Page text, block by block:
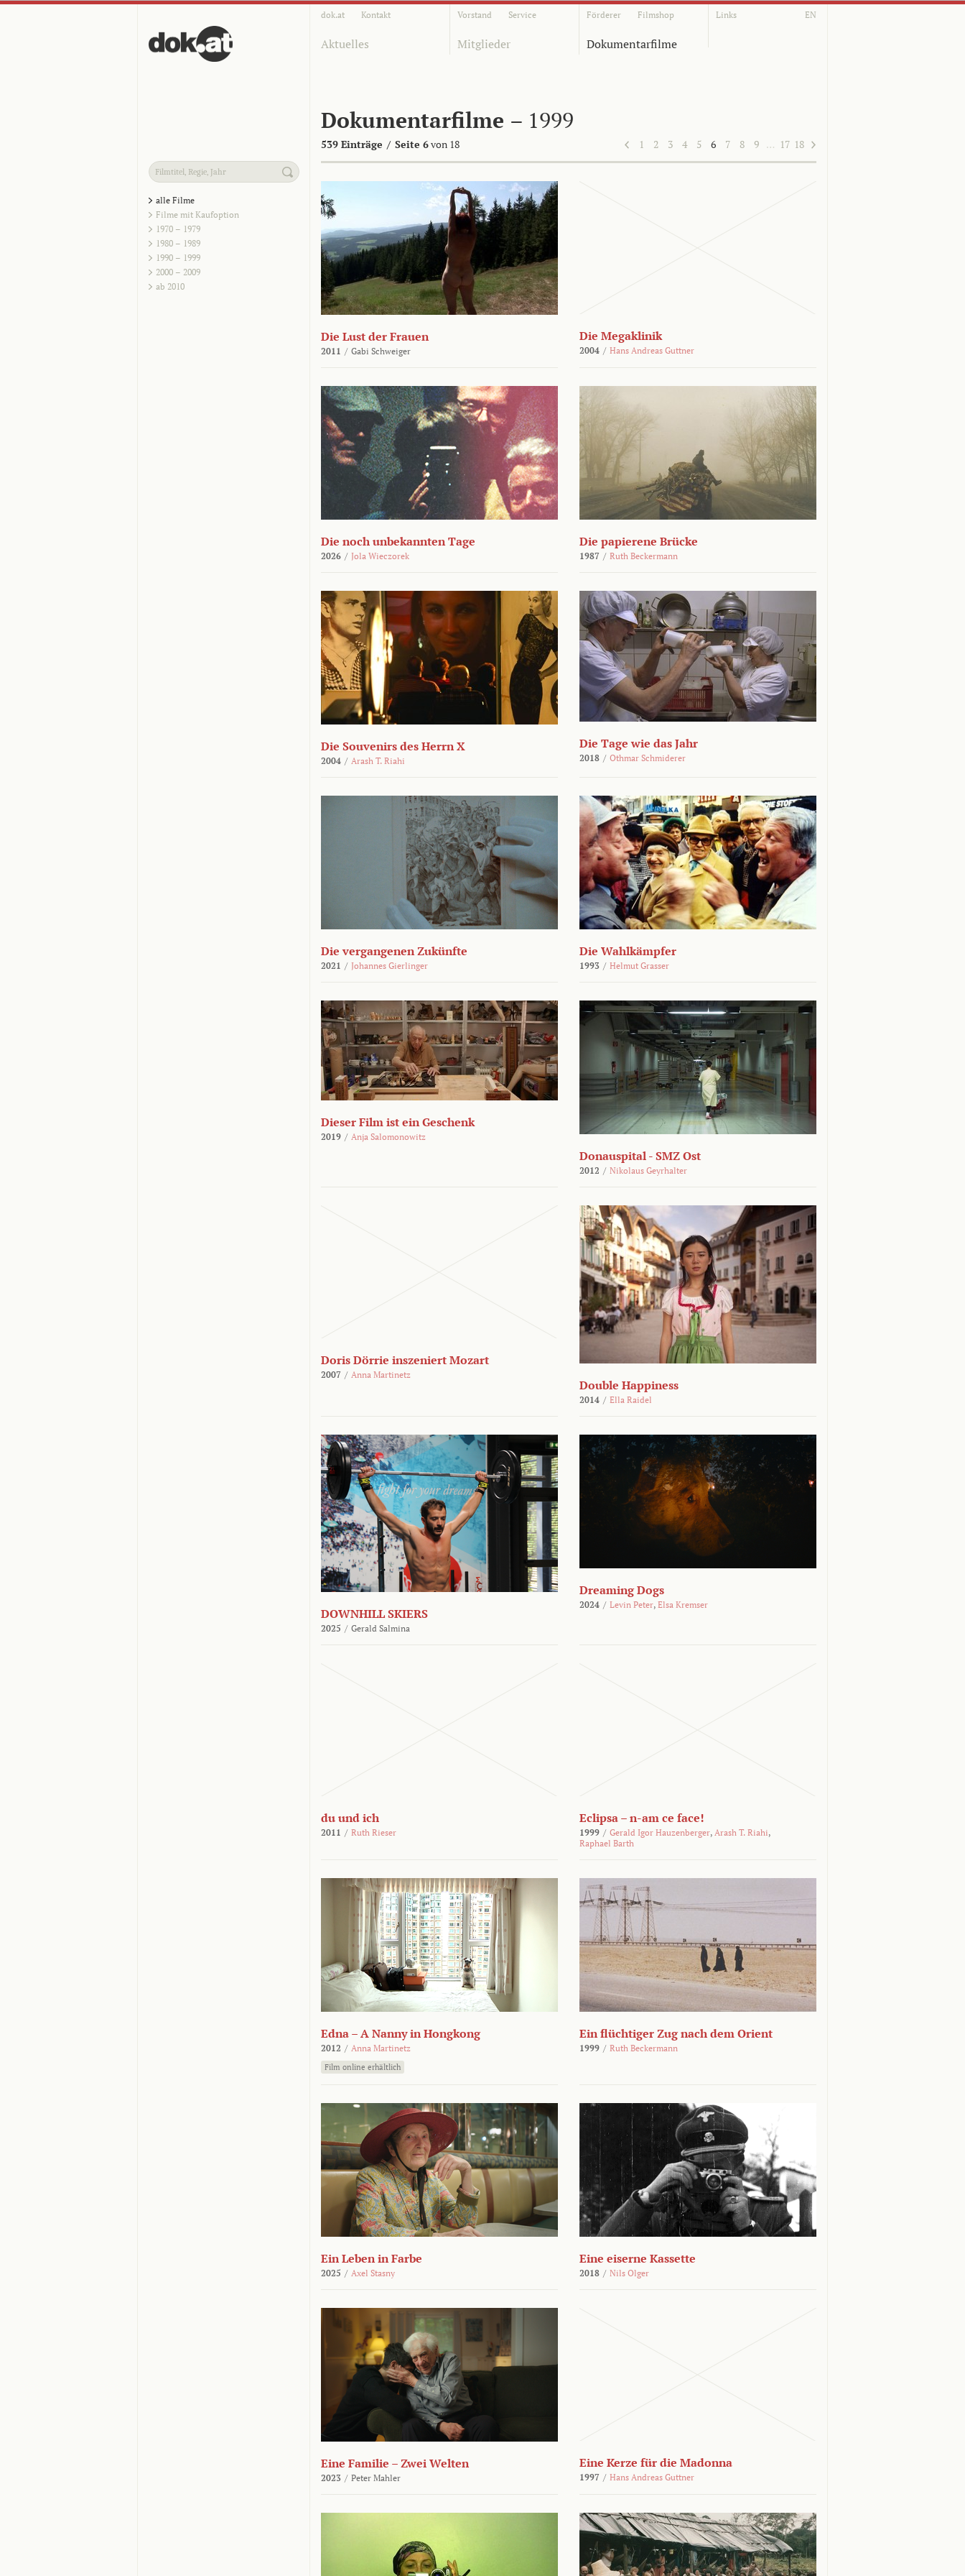
dok.at Kontakt Vorstand Service Förderer Filmshop Links EN
Aktuelles Mitglieder Dokumentarfilme
Dokumentarfilme – 1999
539 Einträge / Seite 6von 18 1 2 3 4 5 6 7 8 9 … 17 18
alle Filme
Filme mit Kaufoption
1970 – 1979
1980 – 1989
1990 – 1999
2000 – 2009
ab 2010
Die Lust der Frauen
2011 / Gabi Schweiger
Die Megaklinik
2004 / Hans Andreas Guttner
Die noch unbekannten Tage
2026 / Jola Wieczorek
Die papierene Brücke
1987 / Ruth Beckermann
Die Souvenirs des Herrn X
2004 / Arash T. Riahi
Die Tage wie das Jahr
2018 / Othmar Schmiderer
Die vergangenen Zukünfte
2021 / Johannes Gierlinger
Die Wahlkämpfer
1993 / Helmut Grasser
Dieser Film ist ein Geschenk
2019 / Anja Salomonowitz
Donauspital - SMZ Ost
2012 / Nikolaus Geyrhalter
Doris Dörrie inszeniert Mozart
2007 / Anna Martinetz
Double Happiness
2014 / Ella Raidel
DOWNHILL SKIERS
2025 / Gerald Salmina
Dreaming Dogs
2024 / Levin Peter, Elsa Kremser
du und ich
2011 / Ruth Rieser
Eclipsa – n-am ce face!
1999 / Gerald Igor Hauzenberger, Arash T. Riahi,
Raphael Barth
Edna – A Nanny in Hongkong
2012 / Anna Martinetz
Film online erhältlich
Ein flüchtiger Zug nach dem Orient
1999 / Ruth Beckermann
Ein Leben in Farbe
2025 / Axel Stasny
Eine eiserne Kassette
2018 / Nils Olger
Eine Familie – Zwei Welten
2023 / Peter Mahler
Eine Kerze für die Madonna
1997 / Hans Andreas Guttner